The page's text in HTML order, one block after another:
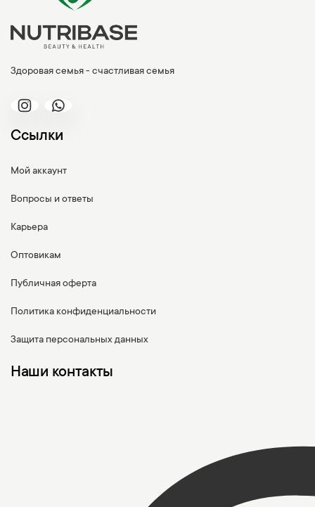
Здоровая семья - счастливая семья
Ссылки
Мой аккаунт
Вопросы и ответы
Карьера
Оптовикам
Публичная оферта
Политика конфиденциальности
Защита персональных данных
Наши контакты